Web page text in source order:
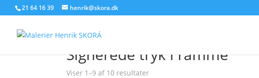
21 64 16 39 henrik@skora.dk
Forside/ Varer tagged “Signerede tryk i ramme”
Signerede tryk i ramme
Viser 1–9 af 10 resultaterSorteret